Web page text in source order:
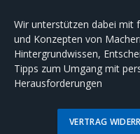
Wir unterstützen dabei mit
und Konzepten von
Hintergrundwissen,
Tipps zum Umgang mit
Herausforderungen
VERTRAG